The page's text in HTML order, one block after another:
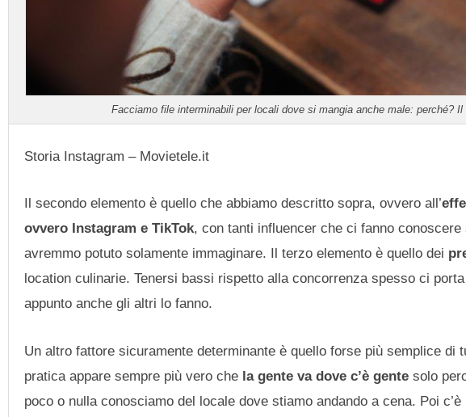
Facciamo file interminabili per locali dove si mangia anche male: perché?
Storia Instagram – Movietele.it
Il secondo elemento è quello che abbiamo descritto sopra, ovvero all’
ovvero Instagram e TikTok, con tanti influencer che ci fanno
avremmo potuto solamente immaginare. Il terzo elemento è quello dei
location culinarie. Tenersi bassi rispetto alla concorrenza spesso ci
appunto anche gli altri lo fanno.
Un altro fattore sicuramente determinante è quello forse più semplice
pratica appare sempre più vero che la gente va dove c’è gente solo
poco o nulla conosciamo del locale dove stiamo andando a cena. Poi